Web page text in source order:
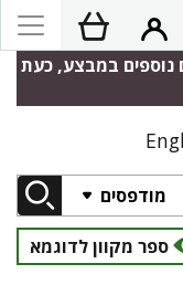
נוספים במבצע, כעת
מודפסים
ספר מקוון לדוגמא